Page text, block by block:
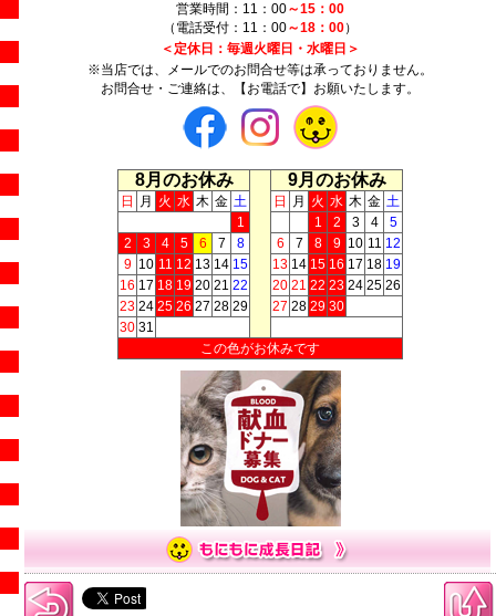
営業時間：11：00～15：00
（電話受付：11：00～18：00）
＜定休日：毎週火曜日・水曜日＞
※当店では、メールでのお問合せ等は承っておりません。
お問合せ・ご連絡は、【お電話で】お願いたします。
8月のお休み 9月のお休み
日 月 火 水 木 金 土 日 月 火 水 木 金 土
1
1 2 3 4
5
2
3 4 5 6 7 8 6 7 8 9 10 11 12
9 10 11 12 13 14 15 13 14 15 16 17 18 19
16 17 18 19 20 21 22 20 21 22 23 24 25 26
23 24 25 26 27 28 29 27 28 29 30
30 31
この色がお休みです